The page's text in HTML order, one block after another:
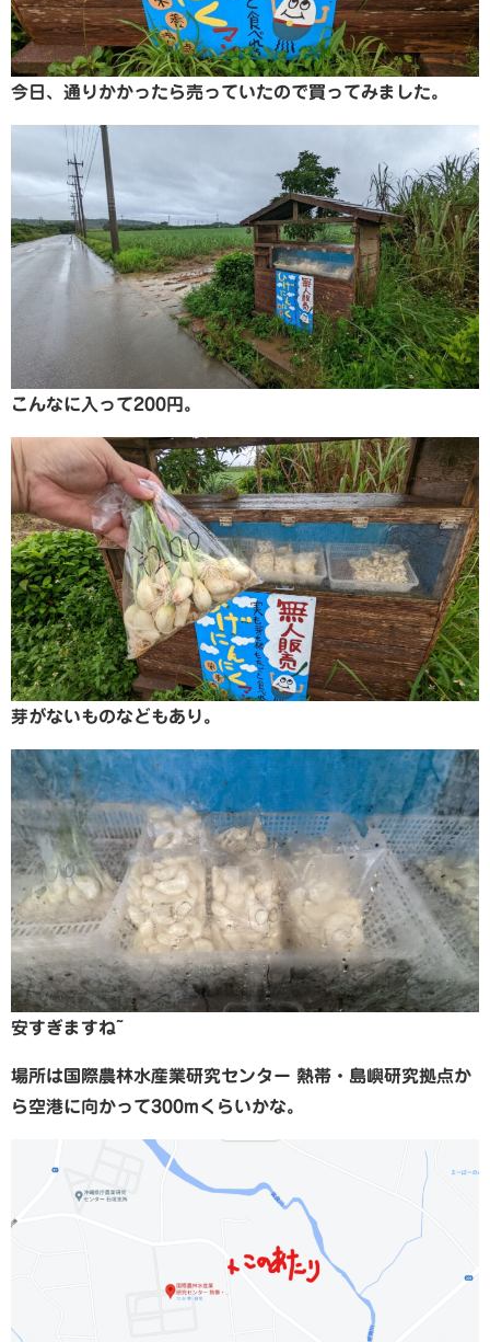
今日、通りかかったら売っていたので買ってみました。
こんなに入って200円。
芽がないものなどもあり。
安すぎますね~
場所は国際農林水産業研究センター 熱帯・島嶼研究拠点か
ら空港に向かって300mくらいかな。